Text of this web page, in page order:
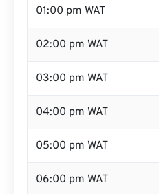
01:00 pm WAT
02:00 pm WAT
03:00 pm WAT
04:00 pm WAT
05:00 pm WAT
06:00 pm WAT